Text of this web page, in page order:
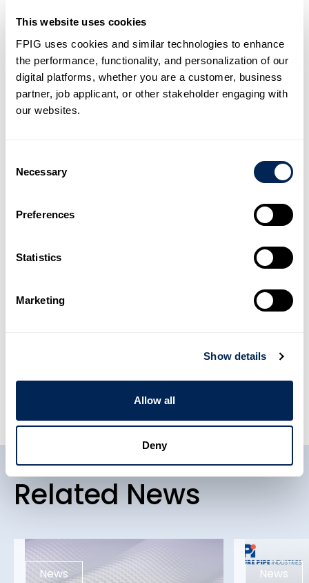
This website uses cookies
FPIG uses cookies and similar technologies to enhance
the performance, functionality, and personalization of our
digital platforms, whether you are a customer, business
partner, job applicant, or other stakeholder engaging with
our websites.
Selection
Necessary
Preferences
Statistics
Marketing
Show details
Allow all
Deny
o Losa de cubierta
o Placa base
o Medida anti-flotación (opcional)
Share This Article
Related News
News
News